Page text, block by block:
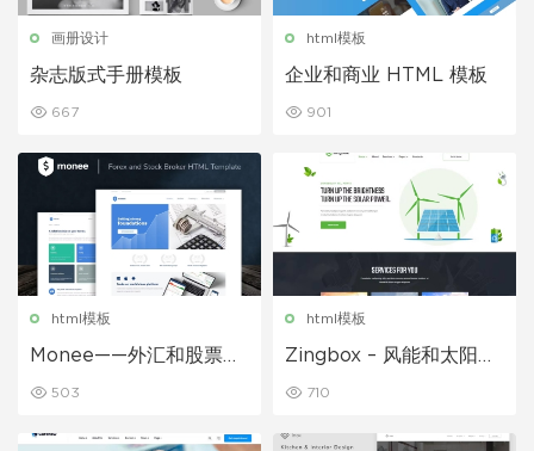
画册设计
杂志版式手册模板
667
html模板
企业和商业 HTML 模板
901
html模板
Monee——外汇和股票经
503
html模板
Zingbox – 风能和太阳能
710